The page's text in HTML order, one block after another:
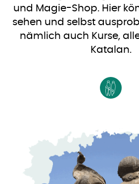
und Magie-Shop. Hier
sehen und selbst
nämlich auch Kurse,
Katalan.